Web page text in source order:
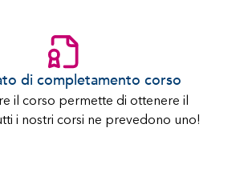
di completamento corso
il corso permette di ottenere il
i nostri corsi ne prevedono uno!